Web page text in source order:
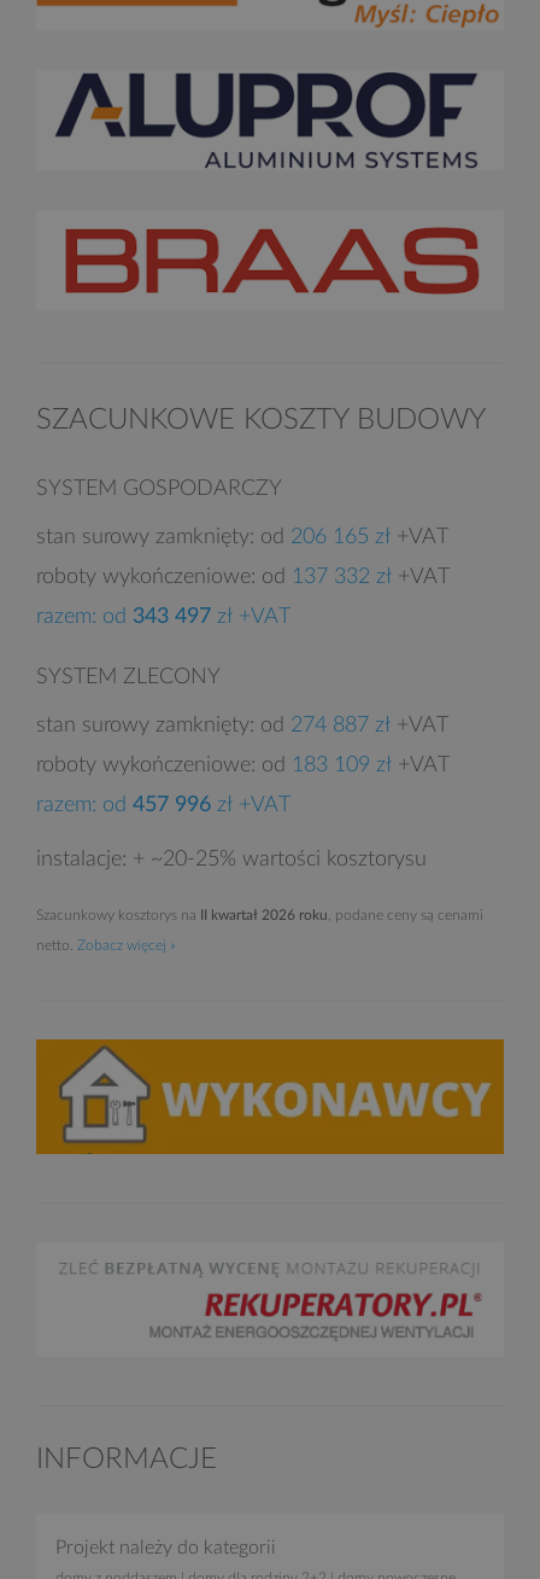
SZACUNKOWE KOSZTY BUDOWY
SYSTEM GOSPODARCZY
stan surowy zamknięty: od 206 165 zł +VAT
roboty wykończeniowe: od 137 332 zł +VAT
razem: od 343 497 zł +VAT
SYSTEM ZLECONY
stan surowy zamknięty: od 274 887 zł +VAT
roboty wykończeniowe: od 183 109 zł +VAT
razem: od 457 996 zł +VAT
instalacje: + ~20-25% wartości kosztorysu
Szacunkowy kosztorys na II kwartał 2026 roku, podane ceny są cenami
netto. Zobacz więcej »
INFORMACJE
Projekt należy do kategorii